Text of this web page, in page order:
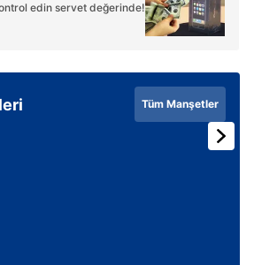
edin servet değerinde!
Tüm Manşetler